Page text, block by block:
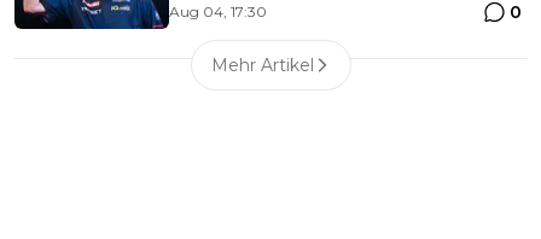
Aug 04, 17:30 0
Mehr Artikel